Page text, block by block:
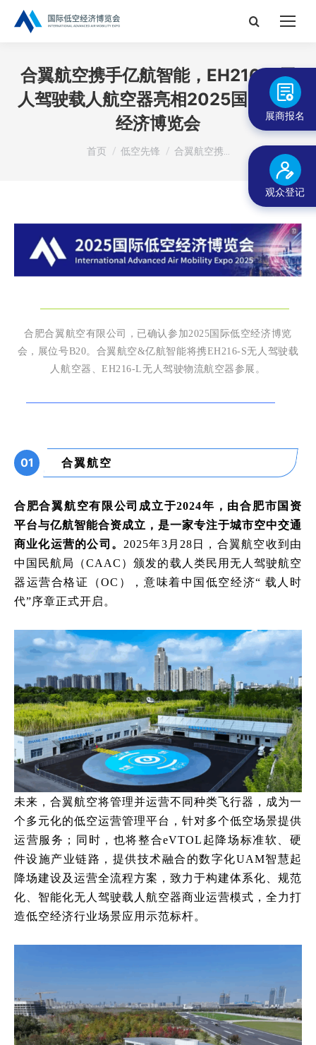
搜
合翼航空携手亿航智能，EH216-S无
人驾驶载人航空器亮相2025国际低空
经济博览会
您在这里：
首页 低空先锋 合翼航空携…
合肥合翼航空有限公司，已确认参加2025国际低空经济博览
会，展位号B20。合翼航空&亿航智能将携EH216-S无人驾驶载
人航空器、EH216-L无人驾驶物流航空器参展。
01 合翼航空
合肥合翼航空有限公司成立于2024年，由合肥市国资
平台与亿航智能合资成立，是一家专注于城市空中交通
商业化运营的公司 。 2025年3月28日，合翼航空收到由
中国民航局（CAAC）颁发的载人类民用无人驾驶航空
器运营合格证（OC），意味着中国低空经济“ 载人时
代”序章正式开启。
未来，合翼航空将管理并运营不同种类飞行器，成为一
个多元化的低空运营管理平台，针对多个低空场景提供
运营服务；同时，也将整合eVTOL起降场标准软、硬
件设施产业链路，提供技术融合的数字化UAM智慧起
降场建设及运营全流程方案，致力于构建体系化、规范
化、智能化无人驾驶载人航空器商业运营模式，全力打
造低空经济行业场景应用示范标杆。
展商报名
观众登记